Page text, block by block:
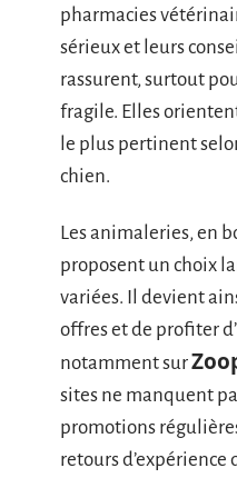
pharmacies
sérieux et leurs
rassurent, surtout
fragile. Elles
le plus pertinent
chien.
Les animaleries, en
proposent un choix
variées. Il devient
offres et de profiter
notamment sur
sites ne manquent
promotions
retours d’expérience